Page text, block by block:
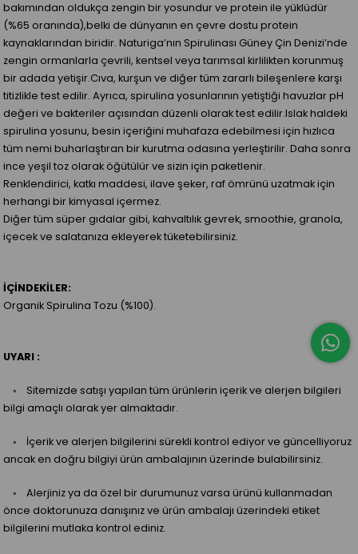
bakımından oldukça zengin bir yosundur ve protein ile yüklüdür
(%65 oranında),belki de dünyanın en çevre dostu protein
kaynaklarından biridir. Naturiga’nın Spirulinası Güney Çin Denizi’nde
zengin ormanlarla çevrili, kentsel veya tarımsal kirlilikten korunmuş
bir adada yetişir.Cıva, kurşun ve diğer tüm zararlı bileşenlere karşı
titizlikle test edilir. Ayrıca, spirulina yosunlarının yetiştiği havuzlar pH
değeri ve bakteriler açısından düzenli olarak test edilir.Islak haldeki
spirulina yosunu, besin içeriğini muhafaza edebilmesi için hızlıca
tüm nemi buharlaştıran bir kurutma odasına yerleştirilir. Daha sonra
ince yeşil toz olarak öğütülür ve sizin için paketlenir.
Renklendirici, katkı maddesi, ilave şeker, raf ömrünü uzatmak için
herhangi bir kimyasal içermez.
Diğer tüm süper gıdalar gibi, kahvaltılık gevrek, smoothie, granola,
içecek ve salatanıza ekleyerek tüketebilirsiniz.
İÇİNDEKİLER:
Organik Spirulina Tozu (%100).
UYARI :
◦ Sitemizde satışı yapılan tüm ürünlerin içerik ve alerjen bilgileri
bilgi amaçlı olarak yer almaktadır.
◦ İçerik ve alerjen bilgilerini sürekli kontrol ediyor ve güncelliyoruz
ancak en doğru bilgiyi ürün ambalajının üzerinde bulabilirsiniz.
◦ Alerjiniz ya da özel bir durumunuz varsa ürünü kullanmadan
önce doktorunuza danışınız ve ürün ambalajı üzerindeki etiket
bilgilerini mutlaka kontrol ediniz.